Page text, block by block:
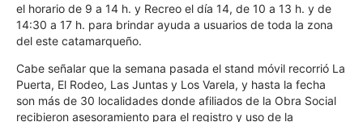
el horario de 9 a 14 h. y Recreo el día 14, de 10 a 13 h. y de
14:30 a 17 h. para brindar ayuda a usuarios de toda la zona
del este catamarqueño.
Cabe señalar que la semana pasada el stand móvil recorrió La
Puerta, El Rodeo, Las Juntas y Los Varela, y hasta la fecha
son más de 30 localidades donde afiliados de la Obra Social
recibieron asesoramiento para el registro y uso de la